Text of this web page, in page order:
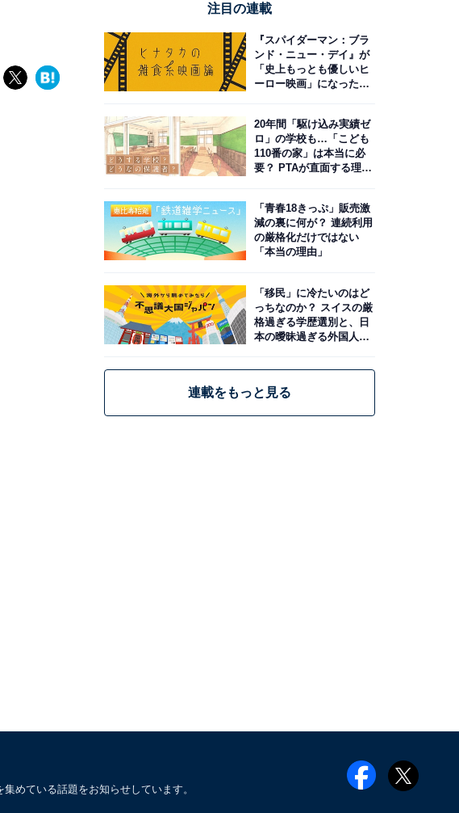
注目の連載
『スパイダーマン：ブラ
ンド・ニュー・デイ』が
「史上もっとも優しいヒ
ーロー映画」になった理
20年間「駆け込み実績ゼ
ロ」の学校も…「こども
110番の家」は本当に必
要？ PTAが直面する理想
「青春18きっぷ」販売激
減の裏に何が？ 連続利用
の厳格化だけではない
「本当の理由」
「移民」に冷たいのはど
っちなのか？ スイスの厳
格過ぎる学歴選別と、日
本の曖昧過ぎる外国人政
連載をもっと見る
めている話題をお知らせしています。